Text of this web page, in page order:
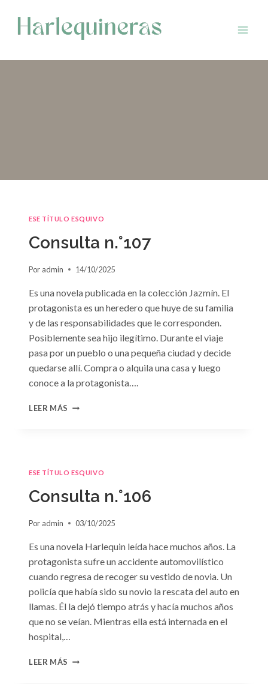
contenido
ESE TÍTULO ESQUIVO
Consulta n.°107
Por admin 14/10/2025
Es una novela publicada en la colección Jazmín. El
protagonista es un heredero que huye de su familia
y de las responsabilidades que le corresponden.
Posiblemente sea hijo ilegítimo. Durante el viaje
pasa por un pueblo o una pequeña ciudad y decide
quedarse allí. Compra o alquila una casa y luego
conoce a la protagonista….
LEER MÁS CONSULTA
ESE TÍTULO ESQUIVO
Consulta n.°106
Por admin 03/10/2025
Es una novela Harlequin leída hace muchos años. La
protagonista sufre un accidente automovilístico
cuando regresa de recoger su vestido de novia. Un
policía que había sido su novio la rescata del auto en
llamas. Él la dejó tiempo atrás y hacía muchos años
que no se veían. Mientras ella está internada en el
hospital,…
LEER MÁS CONSULTA